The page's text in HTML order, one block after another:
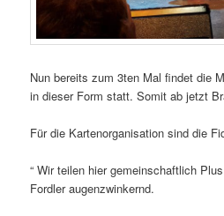
Nun bereits zum 3ten Mal findet die
in dieser Form statt. Somit ab jetzt
Für die Kartenorganisation sind die
“ Wir teilen hier gemeinschaftlich
Fordler augenzwinkernd.